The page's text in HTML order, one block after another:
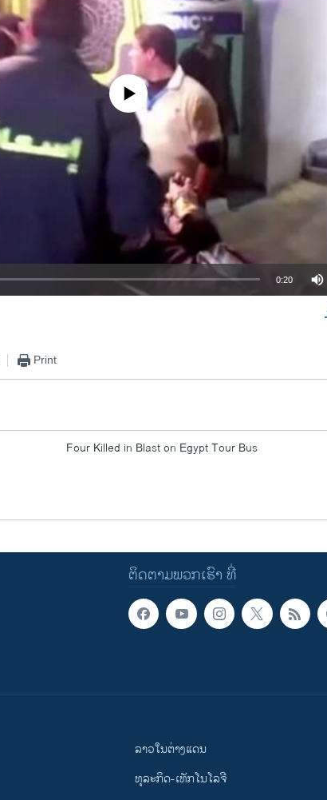
No media source currently available
0:20
Print
Four Killed in Blast on Egypt Tour Bus
ຕິດຕາມພວກເຮົາ ທີ່
ລາວໃນຕ່າງແດນ
ທຸລະກິດ-ເທັກໂນໂລຈີ